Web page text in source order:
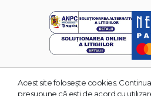
© 2026 Grupul Editorial TREI.
Acest site foloseşte cookies.
presupune că eşti de acord cu